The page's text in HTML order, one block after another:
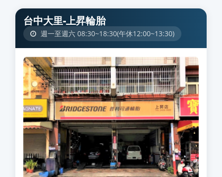
台中大里-上昇輪胎
週一至週六 08:30~18:30(午休12:00~13:30)